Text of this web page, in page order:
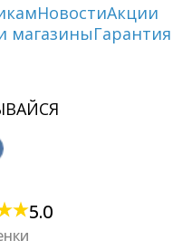
НовостиАкции
магазиныГарантия
5.0